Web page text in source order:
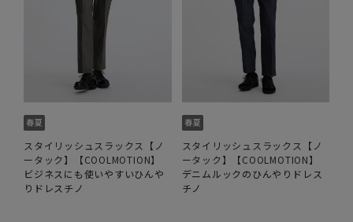
スタイリッシュスラックス【ノ
ータック】【COOLMOTION】
ビジネスにも使いやすいひんや
りドレスチノ
スタイリッシュスラックス【ノ
ータック】【COOLMOTION】
デニムルックのひんやりドレス
チノ